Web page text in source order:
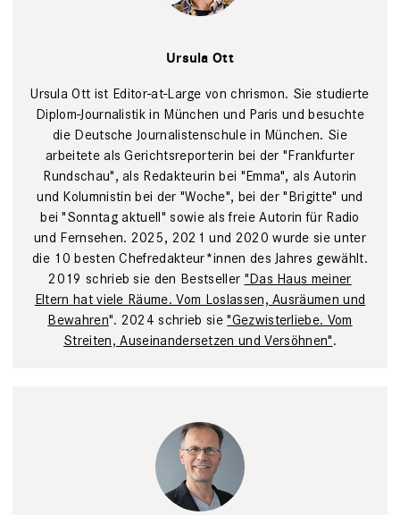
Ursula Ott
Ursula Ott ist Editor-at-Large von chrismon. Sie studierte
Diplom-Journalistik in München und Paris und besuchte
die Deutsche Journalistenschule in München. Sie
arbeitete als Gerichtsreporterin bei der "Frankfurter
Rundschau", als Redakteurin bei "Emma", als Autorin
und Kolumnistin bei der "Woche", bei der "Brigitte" und
bei "Sonntag aktuell" sowie als freie Autorin für Radio
und Fernsehen. 2025, 2021 und 2020 wurde sie unter
die 10 besten Chefredakteur*innen des Jahres gewählt.
2019 schrieb sie den Bestseller "Das Haus meiner
Eltern hat viele Räume. Vom Loslassen, Ausräumen und
Bewahren". 2024 schrieb sie"Gezwisterliebe. Vom
Streiten, Auseinandersetzen und Versöhnen".